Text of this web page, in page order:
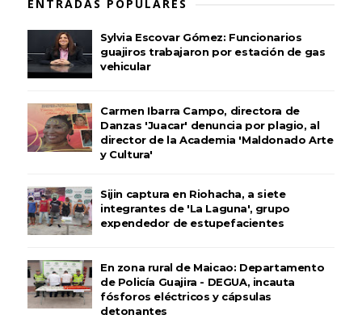
ENTRADAS POPULARES
Sylvia Escovar Gómez: Funcionarios
guajiros trabajaron por estación de gas
vehicular
Carmen Ibarra Campo, directora de
Danzas 'Juacar' denuncia por plagio, al
director de la Academia 'Maldonado Arte
y Cultura'
Sijin captura en Riohacha, a siete
integrantes de 'La Laguna', grupo
expendedor de estupefacientes
En zona rural de Maicao: Departamento
de Policía Guajira - DEGUA, incauta
fósforos eléctricos y cápsulas
detonantes